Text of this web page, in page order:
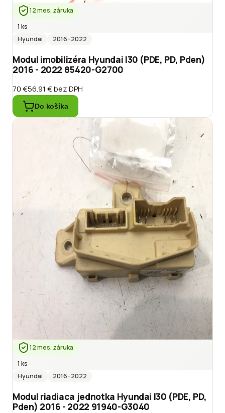
12 mes. záruka
1 ks
Hyundai
2016–2022
Modul imobilizéra Hyundai I30 (PDE, PD, Pden)
2016 - 2022 85420-G2700
70 €56.91 €bez DPH
Do košíka
12 mes. záruka
1 ks
Hyundai
2016–2022
Modul riadiaca jednotka Hyundai I30 (PDE, PD,
Pden) 2016 - 2022 91940-G3040